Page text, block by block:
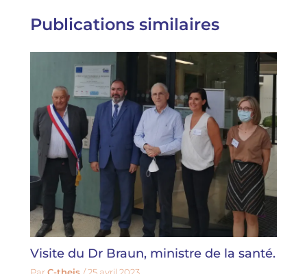
Publications similaires
Visite du Dr Braun, ministre de la santé.